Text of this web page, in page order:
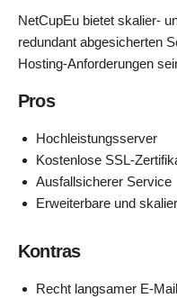
NetCupEu bietet skalier-
redundant abgesicherten
Hosting-Anforderungen
Pros
Hochleistungsserver
Kostenlose SSL-
Ausfallsicherer Service
Erweiterbare und
Kontras
Recht langsamer E-